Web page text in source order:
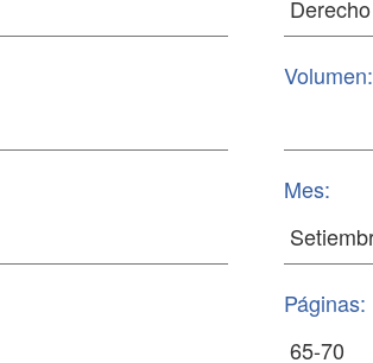
Volumen:
Mes:
Páginas: